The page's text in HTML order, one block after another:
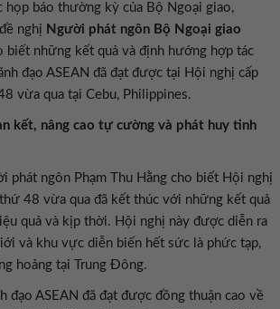
báo thường kỳ của Bộ Ngoại giao,
nghị Người phát ngôn Bộ Ngoại giao
biết những kết quả và định hướng hợp tác
đạo ASEAN đã đạt được tại Hội nghị cấp
vừa qua tại Cebu, Philippines.
kết, nâng cao tự cường và phát huy tinh
phát ngôn Phạm Thu Hằng cho biết Hội nghị
thứ 48 vừa qua đã kết thúc với những kết quả
quả và kịp thời. Hội nghị này được diễn ra
và khu vực diễn biến hết sức là phức tạp,
hoảng tại Trung Đông.
đạo ASEAN đã đạt được đồng thuận cao về